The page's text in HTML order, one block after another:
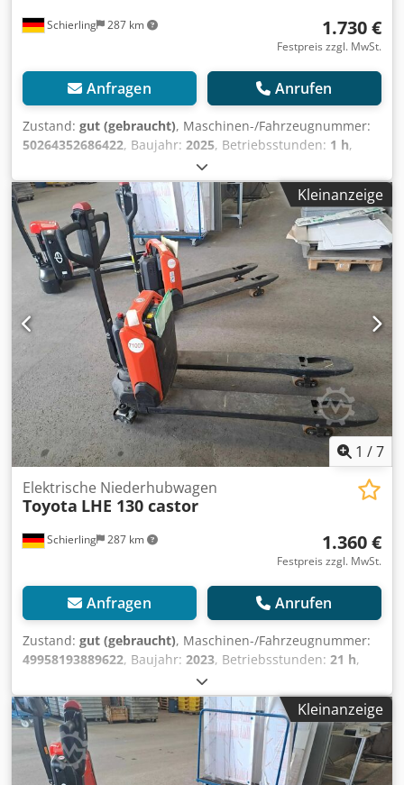
Schierling 287 km 1.730 €
Festpreis zzgl. MwSt.
Anfragen Anrufen
Zustand: gut (gebraucht), Maschinen-/Fahrzeugnummer:
50264352686422, Baujahr: 2025, Betriebsstunden: 1 h,
, Hubhöhe:200 mm
elektrisch, Masttyp:Sonstige, Gesamtgewicht:130 kg,
Motortyp: Elektrisch, Hersteller: EP Equipment Csdpfx
Aaszp Ugbo Dsrf
Kleinanzeige
1 /7
Schierling 287 km
Elektrische Niederhubwagen
Toyota LHE 130 castor
1.360 €
Festpreis zzgl. MwSt.
Anfragen Anrufen
Zustand: gut (gebraucht), Maschinen-/Fahrzeugnummer:
49958193889622, Baujahr: 2023, Betriebsstunden: 21 h,
, Hubhöhe:190 mm
elektrisch, Masttyp:Sonstige, Gesamtgewicht:130 kg,
Motortyp: Elektrisch, Hersteller: Toyota Crjdpfxszp Uf Rj Aa
Dsf
Kleinanzeige